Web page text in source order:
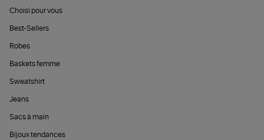
Choisi pour vous
Best-Sellers
Robes
Baskets femme
Sweatshirt
Jeans
Sacs à main
Bijoux tendances